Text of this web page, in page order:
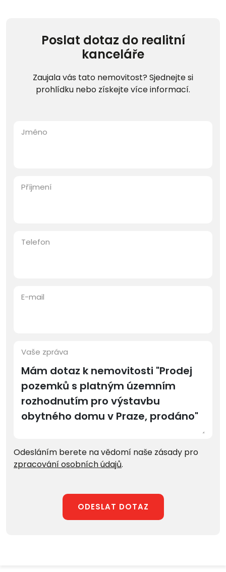
Poslat dotaz do realitní
kanceláře
Zaujala vás tato nemovitost? Sjednejte si
prohlídku nebo získejte více informací.
Jméno
Příjmení
Telefon
E-mail
Vaše zpráva
Odesláním berete na vědomí naše zásady pro
zpracování osobních údajů.
ODESLAT DOTAZ